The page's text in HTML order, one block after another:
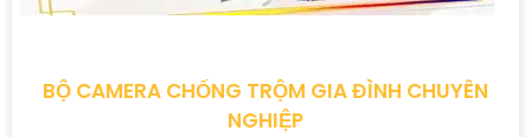
BỘ CAMERA CHỐNG TRỘM GIA ĐÌNH CHUYÊN
NGHIỆP